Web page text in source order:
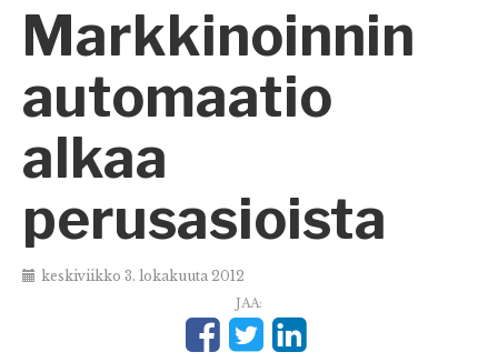
Markkinoinnin
automaatio
alkaa
perusasioista
keskiviikko 3. lokakuuta 2012
JAA: